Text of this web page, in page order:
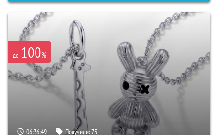
до 100%
06:36:48 Получили:73